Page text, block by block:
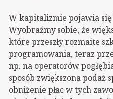
W kapitalizmie pojawia
Wyobraźmy sobie, że
które przeszły rozmaite
programowania, teraz
np. na operatorów
sposób zwiększona podaż
obniżenie płac w tych